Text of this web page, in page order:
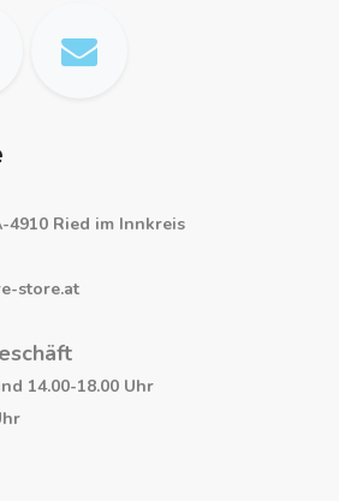
4910 Ried im Innkreis
store.at
14.00-18.00 Uhr